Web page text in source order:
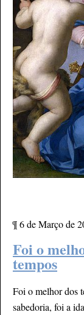
¶6 de Março de
Foi o
tempos
Foi o melhor dos
sabedoria, foi a